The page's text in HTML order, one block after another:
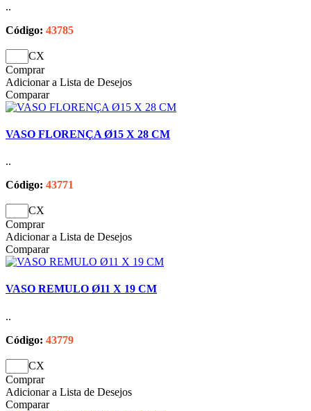
..
Código: 43785
CX
Comprar
Adicionar a Lista de Desejos
Comparar
VASO FLORENÇA Ø15 X 28 CM
..
Código: 43771
CX
Comprar
Adicionar a Lista de Desejos
Comparar
VASO REMULO Ø11 X 19 CM
..
Código: 43779
CX
Comprar
Adicionar a Lista de Desejos
Comparar